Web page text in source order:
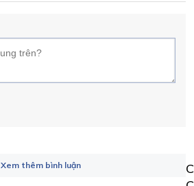
Xem thêm bình luận